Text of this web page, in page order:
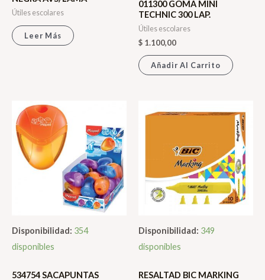
Útiles escolares
Leer Más
011300 GOMA MINI
TECHNIC 300 LAP.
Útiles escolares
$ 1.100,00
Añadir Al Carrito
Disponibilidad: 354
disponibles
534754 SACAPUNTAS
Disponibilidad: 349
disponibles
RESALTAD BIC MARKING